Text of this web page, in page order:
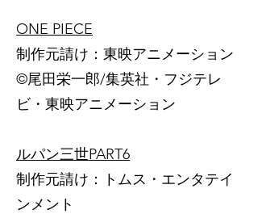
ONE PIECE
制作元請け：東映アニメーション
©️尾田栄一郎/集英社・フジテレ
ビ・東映アニメーション
ルパン三世PART6
制作元請け：トムス・エンタテイ
ンメント